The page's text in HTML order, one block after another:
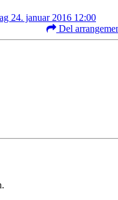
24. januar 2016 12:00
Del